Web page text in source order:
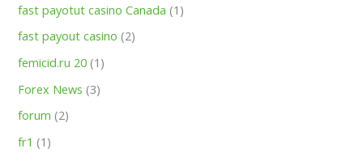
fast payotut casino Canada (1)
fast payout casino (2)
femicid.ru 20 (1)
Forex News (3)
forum (2)
fr1 (1)